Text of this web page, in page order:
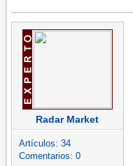
Radar Market
Artículos: 34
Comentarios: 0